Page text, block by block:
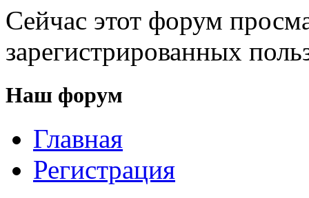
Сейчас этот форум
зарегистрированных
Наш форум
Главная
Регистрация